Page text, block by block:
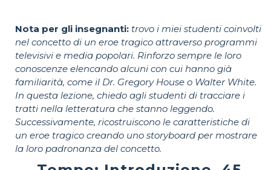
Nota per gli insegnanti: trovo i miei studenti coinvolti
nel concetto di un eroe tragico attraverso programmi
televisivi e media popolari. Rinforzo sempre le loro
conoscenze elencando alcuni con cui hanno già
familiarità, come il Dr. Gregory House o Walter White.
In questa lezione, chiedo agli studenti di tracciare i
tratti nella letteratura che stanno leggendo.
Successivamente, ricostruiscono le caratteristiche di
un eroe tragico creando uno storyboard per mostrare
la loro padronanza del concetto.